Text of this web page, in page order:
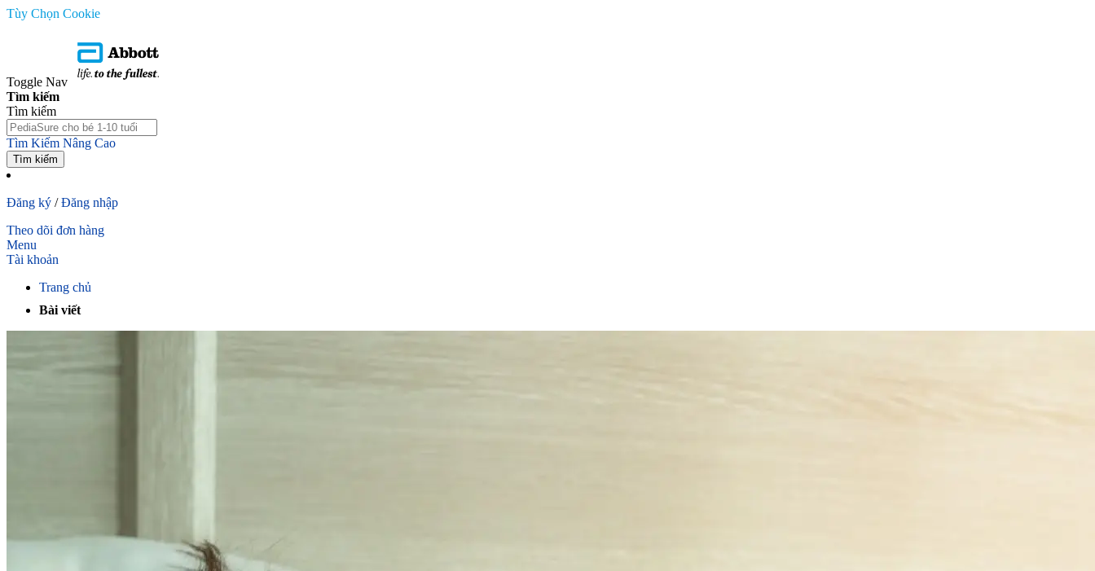
Tùy Chọn Cookie
Toggle Nav
Tìm kiếm
Tìm kiếm
Tìm Kiếm Nâng Cao
Tìm kiếm
Đăng ký /Đăng nhập
Theo dõi đơn hàng
Menu
Tài khoản
Trang chủ
Bài viết